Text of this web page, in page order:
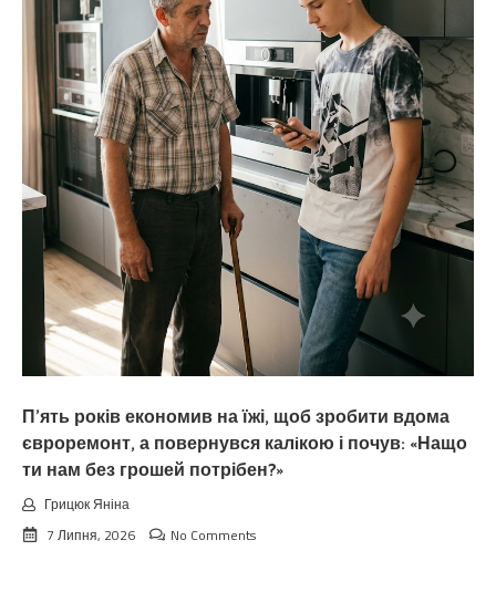
П’ять років економив на їжі, щоб зробити вдома
євроремонт, а повернувся калiкою і почув: «Нащо
ти нам без грошей потрібен?»
Грицюк Яніна
7 Липня, 2026
No Comments